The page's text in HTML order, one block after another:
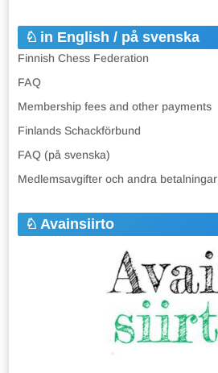
in English / på svenska
Finnish Chess Federation
FAQ
Membership fees and other payments
Finlands Schackförbund
FAQ (på svenska)
Medlemsavgifter och andra betalningar
Avainsiirto